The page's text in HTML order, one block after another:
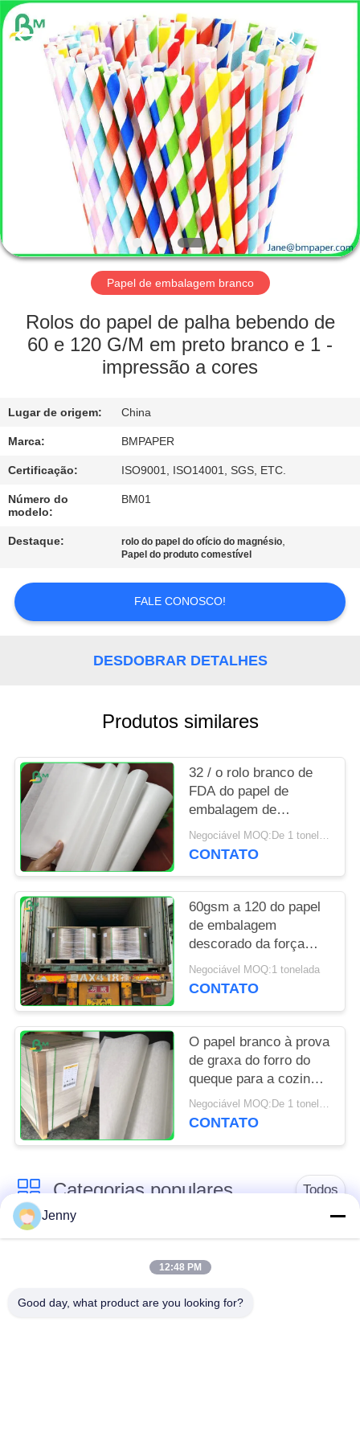
CASA
PRODUTOS
SOBRE
EXCURSÃO
FÁBRICA
CONTROLE
QUALIDADE
CONTACTE-
NOS
NOTÍCIA
CASOS
PRIVACY
POLICY
GUANGZHOU
BMPAPER
CO.,
LTD..
Papel de embalagem branco
Rolos do papel de palha bebendo de
60 e 120 G/M em preto branco e 1 -
impressão a cores
Lugar de origem: China
Marca: BMPAPER
Certificação: ISO9001, ISO14001, SGS, ETC.
Número do
modelo:
BM01
Destaque: rolo do papel do ofício do magnésio,
Papel do produto comestível
FALE CONOSCO!
DESDOBRAR DETALHES
Produtos similares
32 / o rolo branco de
FDA do papel de
embalagem de
35/40grams MG Que
empacota para embalar
Negociável MOQ:De 1 toneladas para o tamanho especial
CONTATO
60gsm a 120 do papel
de embalagem
descorado da força
dura gramas de rolo
sem revestimento para
Negociável MOQ:1 tonelada
CONTATO
O papel branco à prova
de graxa do forro do
queque para a cozinha
da padaria utiliza
ferramentas 31 -
Negociável MOQ:De 1 toneladas para o tamanho comum & as 10 toneladas para o tamanho especial
CONTATO
Categorias populares Todos
papel de embalagem
rolo marrom do papel
de embalagem
placa do forro de
Papel revestido do
Jenny
12:48 PM
Good day, what product are you looking for?